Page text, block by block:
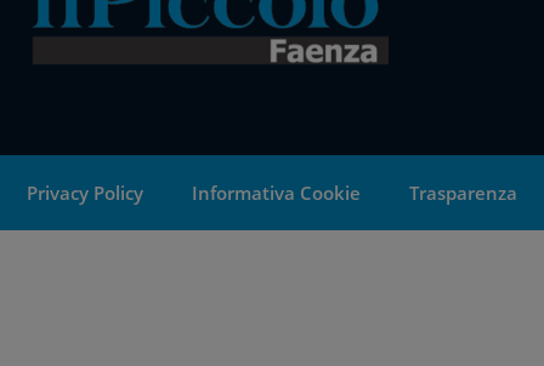
Privacy Policy Informativa Cookie Trasparenza